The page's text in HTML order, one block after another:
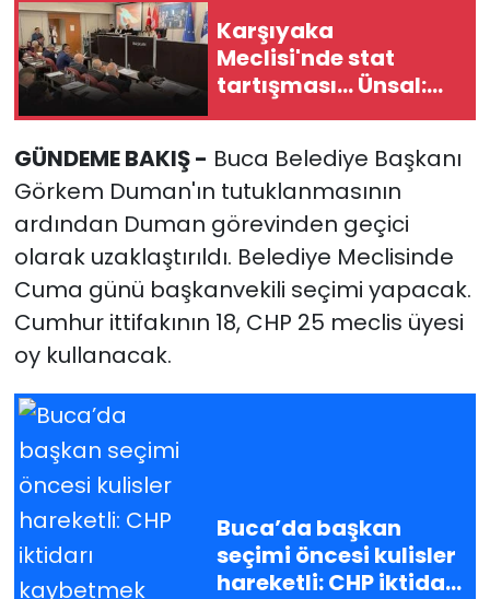
Karşıyaka
Meclisi'nde stat
tartışması... Ünsal:
Ruhsat başvurusu da
yok!
GÜNDEME BAKIŞ - Buca Belediye Başkanı
Görkem Duman'ın tutuklanmasının
ardından Duman görevinden geçici
olarak uzaklaştırıldı. Belediye Meclisinde
Cuma günü başkanvekili seçimi yapacak.
Cumhur ittifakının 18, CHP 25 meclis üyesi
oy kullanacak.
Buca’da başkan
seçimi öncesi kulisler
hareketli: CHP iktidarı
YEREL YÖNETİMLER